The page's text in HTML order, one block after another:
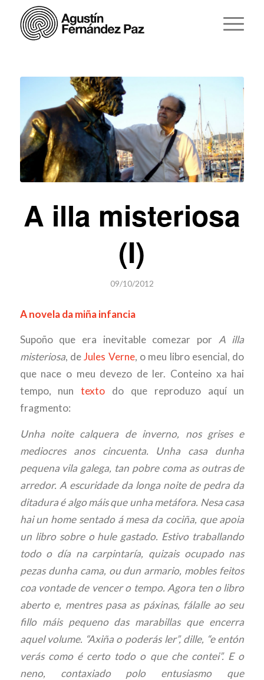
A illa misteriosa
(I)
09/10/2012
A novela da miña infancia
Supoño que era inevitable comezar por A illa
misteriosa, deJules Verne, o meu libro esencial, do
que nace o meu devezo de ler. Conteino xa hai
tempo, nuntexto do que reproduzo aquí un
fragmento:
Unha noite calquera de inverno, nos grises e
mediocres anos cincuenta. Unha casa dunha
pequena vila galega, tan pobre coma as outras de
arredor. A escuridade da longa noite de pedra da
ditadura é algo máis que unha metáfora. Nesa casa
hai un home sentado á mesa da cociña, que apoia
un libro sobre o hule gastado. Estivo traballando
todo o día na carpintaría, quizais ocupado nas
pezas dunha cama, ou dun armario, mobles feitos
coa vontade de vencer o tempo. Agora ten o libro
aberto e, mentres pasa as páxinas, fálalle ao seu
fillo máis pequeno das marabillas que encerra
aquel volume. “Axiña o poderás ler”, dille, “e entón
verás como é certo todo o que che contei”. E o
neno, contaxiado polo entusiasmo que